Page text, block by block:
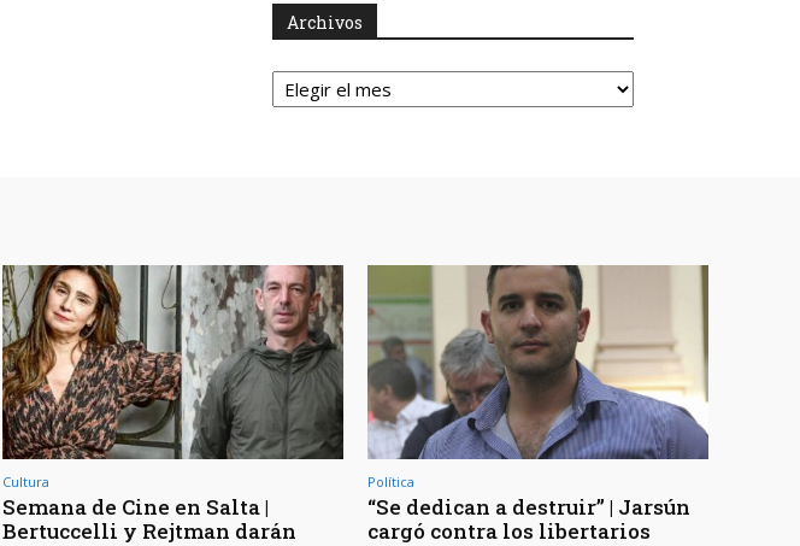
Archivos
Archivos
Cultura
Semana de Cine en Salta |
Bertuccelli y Rejtman darán
Política
“Se dedican a destruir” | Jarsún
cargó contra los libertarios